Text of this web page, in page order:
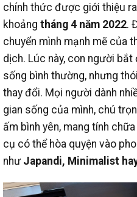
chính thức được giới thiệu
khoảng tháng 4 năm 2022.
chuyển mình mạnh mẽ của
dịch. Lúc này, con người
sống bình thường, nhưng
thay đổi. Mọi người dành
gian sống của mình, chú
ấm bình yên, mang tính
cụ có thể hòa quyện vào
như Japandi, Minimalist